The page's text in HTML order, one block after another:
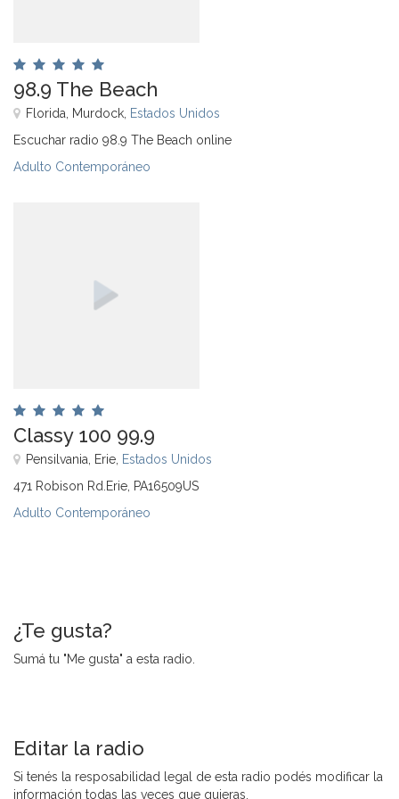
98.9 The Beach
Florida, Murdock, Estados Unidos
Escuchar radio 98.9 The Beach online
Adulto Contemporáneo
Classy 100 99.9
Pensilvania, Erie, Estados Unidos
471 Robison Rd.Erie, PA16509US
Adulto Contemporáneo
¿Te gusta?
Sumá tu "Me gusta" a esta radio.
Editar la radio
Si tenés la resposabilidad legal de esta radio podés modificar la
información todas las veces que quieras.